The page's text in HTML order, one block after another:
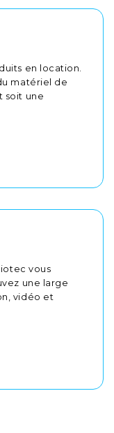
en location.
matériel de
soit une
vous
une large
vidéo et